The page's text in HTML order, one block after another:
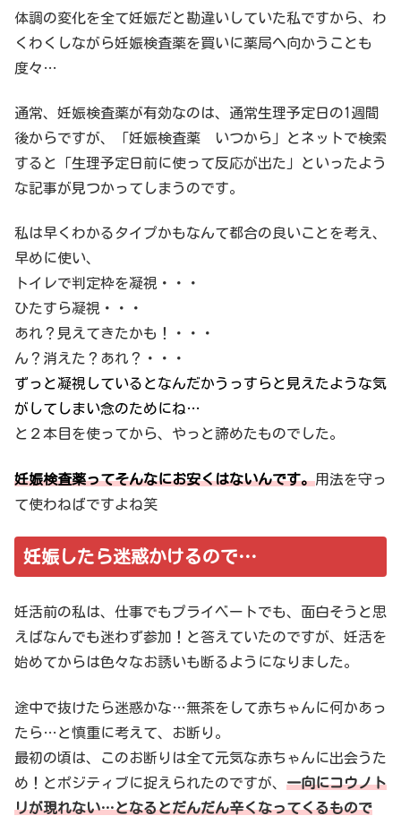
体調の変化を全て妊娠だと勘違いしていた私ですから、わ
くわくしながら妊娠検査薬を買いに薬局へ向かうことも
度々…
通常、妊娠検査薬が有効なのは、通常生理予定日の1週間
後からですが、「妊娠検査薬 いつから」とネットで検索
すると「生理予定日前に使って反応が出た」といったよう
な記事が見つかってしまうのです。
私は早くわかるタイプかもなんて都合の良いことを考え、
早めに使い、
トイレで判定枠を凝視・・・
ひたすら凝視・・・
あれ？見えてきたかも！・・・
ん？消えた？あれ？・・・
ずっと凝視しているとなんだかうっすらと見えたような気
がしてしまい念のためにね…
と２本目を使ってから、やっと諦めたものでした。
妊娠検査薬ってそんなにお安くはないんです。用法を守っ
て使わねばですよね笑
妊娠したら迷惑かけるので…
妊活前の私は、仕事でもプライベートでも、面白そうと思
えばなんでも迷わず参加！と答えていたのですが、妊活を
始めてからは色々なお誘いも断るようになりました。
途中で抜けたら迷惑かな…無茶をして赤ちゃんに何かあっ
たら…と慎重に考えて、お断り。
最初の頃は、このお断りは全て元気な赤ちゃんに出会うた
め！とポジティブに捉えられたのですが、 一向にコウノト
リが現れない…となるとだんだん辛くなってくるもので